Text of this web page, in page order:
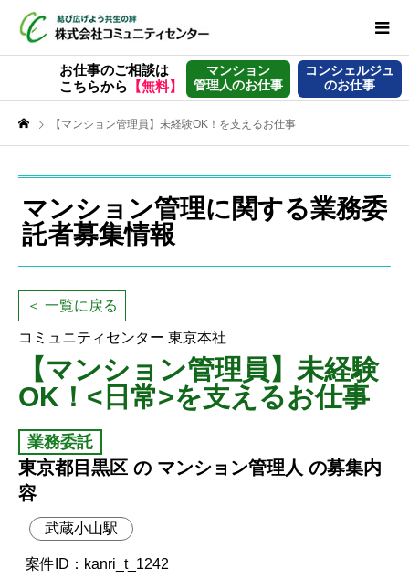
お仕事のご相談は
こちらから 【無料】
マンション
管理人のお仕事
コンシェルジュ
のお仕事
【マンション管理員】未経験OK！を支えるお仕事
マンション管理に関する業務委
託者募集情報
＜ 一覧に戻る
コミュニティセンター 東京本社
【マンション管理員】未経験
OK！<日常>を支えるお仕事
業務委託
東京都目黒区 の マンション管理人 の募集内
容
武蔵小山駅
案件ID：kanri_t_1242